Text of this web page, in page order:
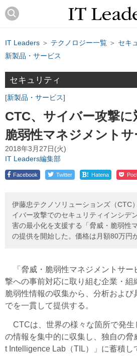
IT Leaders ＞ テクノロジー一覧 ＞ セキ
新製品・サービス
セキュリティ
新製品・サービス
CTC、サイバー攻撃に
脆弱性マネジメント
2018年3月27日(火)
IT Leaders編集部
Facebook Twitter ! Hatena
伊藤忠テクノソリューションズ（CTC
イバー攻撃でのセキュリティインシデ
害の最小化を支援する「脅威・脆弱性
の提供を開始した。価格は月額80万円
「脅威・脆弱性マネジメントサー
撃への事前対応に取り組む企業・組
脆弱性情報の収集から、分析および
でを一貫して提供する。
CTCは、世界の様々な箇所で発生
の情報を集中的に収集し、独自の脅
t Intelligence Lab（TIL）」に蓄積し